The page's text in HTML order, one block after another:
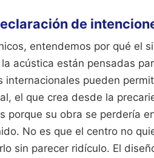
de
entendemos por qué el
acústica están pensadas
internacionales pueden
el que crea desde la
porque su obra se perdería
No es que el centro no
sin parecer ridículo. El